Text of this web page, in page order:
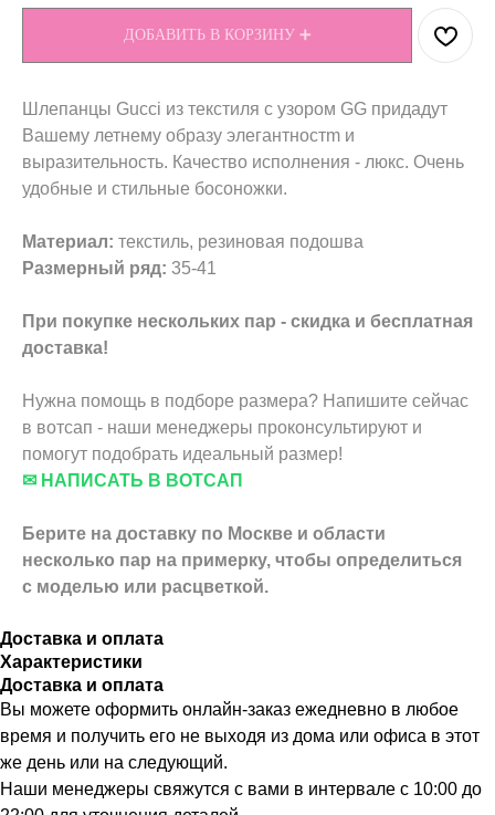
ДОБАВИТЬ В КОРЗИНУ ➕
Шлепанцы Gucci из текстиля с узором GG придадут
Вашему летнему образу элегантностm и
выразительность. Качество исполнения - люкс. Очень
удобные и стильные босоножки.
Материал: текстиль, резиновая подошва
Размерный ряд: 35-41
При покупке нескольких пар - скидка и бесплатная
доставка!
Нужна помощь в подборе размера? Напишите сейчас
в вотсап - наши менеджеры проконсультируют и
помогут подобрать идеальный размер!
✉ НАПИСАТЬ В ВОТСАП
Берите на доставку по Москве и области
несколько пар на примерку, чтобы определиться
с моделью или расцветкой.
Доставка и оплата
Характеристики
Доставка и оплата
Вы можете оформить онлайн-заказ ежедневно в любое
время и получить его не выходя из дома или офиса в этот
же день или на следующий.
Наши менеджеры свяжутся с вами в интервале с 10:00 до